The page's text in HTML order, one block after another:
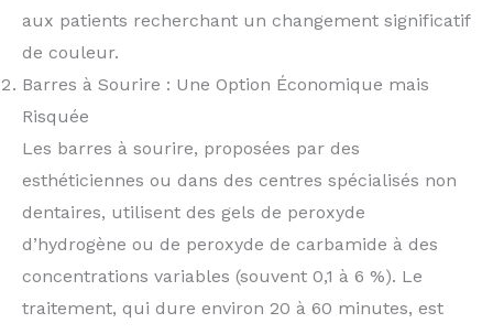
aux patients recherchant un changement significatif
de couleur.
Barres à Sourire : Une Option Économique mais
Risquée
Les barres à sourire, proposées par des
esthéticiennes ou dans des centres spécialisés non
dentaires, utilisent des gels de peroxyde
d’hydrogène ou de peroxyde de carbamide à des
concentrations variables (souvent 0,1 à 6 %). Le
traitement, qui dure environ 20 à 60 minutes, est